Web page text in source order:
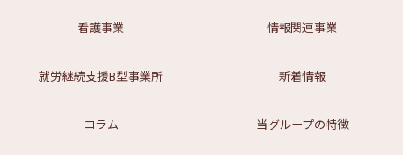
看護事業 情報関連事業
就労継続支援B型事業所 新着情報
コラム 当グループの特徴